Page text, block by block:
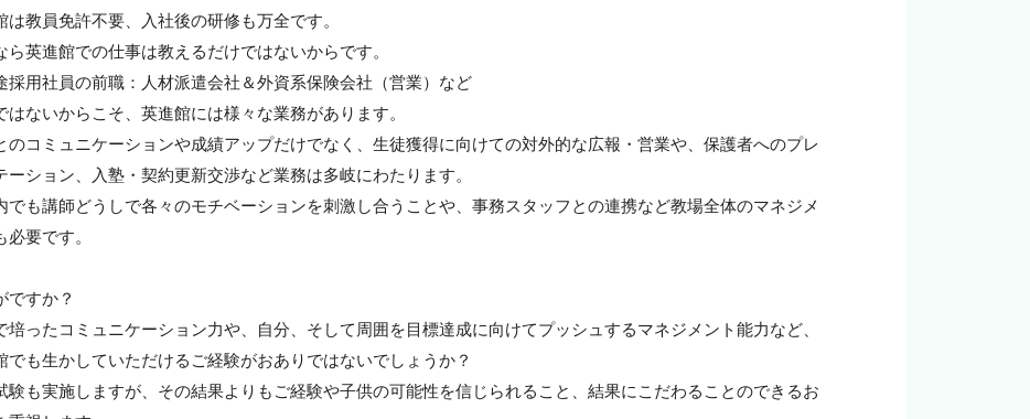
は教員免許不要、入社後の研修も万全です。
ら英進館での仕事は教えるだけではないからです。
用社員の前職：人材派遣会社＆外資系保険会社（営業）など
はないからこそ、英進館には様々な業務があります。
のコミュニケーションや成績アップだけでなく、生徒獲得に向けての対外的な広報・営業や、保護者へのプレ
ーション、入塾・契約更新交渉など業務は多岐にわたります。
でも講師どうしで各々のモチベーションを刺激し合うことや、事務スタッフとの連携など教場全体のマネジメ
必要です。
ですか？
培ったコミュニケーション力や、自分、そして周囲を目標達成に向けてプッシュするマネジメント能力など、
でも生かしていただけるご経験がおありではないでしょうか？
験も実施しますが、その結果よりもご経験や子供の可能性を信じられること、結果にこだわることのできるお